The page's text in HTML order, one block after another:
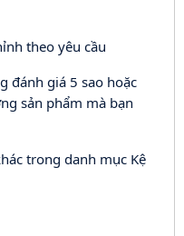
theo yêu cầu
đánh giá 5 sao hoặc
sản phẩm mà bạn
trong danh mục Kệ